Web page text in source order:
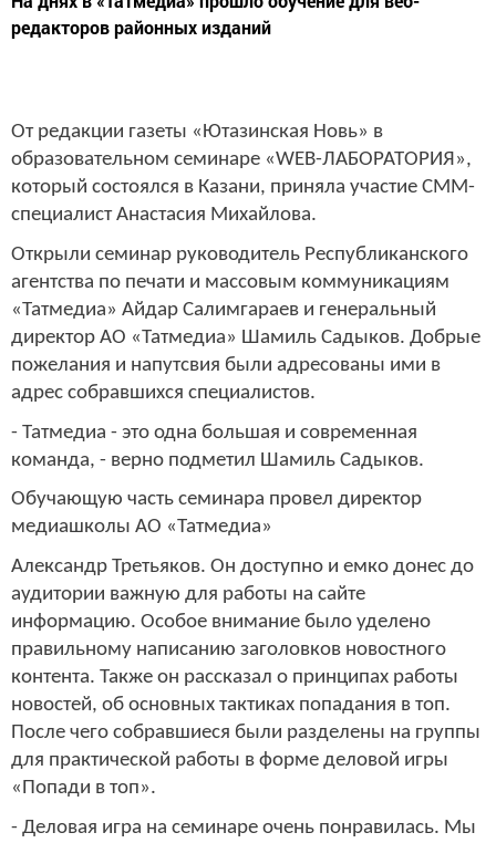
редакторов районных изданий
От редакции газеты «Ютазинская Новь» в
образовательном семинаре «WEB-ЛАБОРАТОРИЯ»,
который состоялся в Казани, приняла участие СММ-
специалист Анастасия Михайлова.
Открыли семинар руководитель Республиканского
агентства по печати и массовым коммуникациям
«Татмедиа» Айдар Салимгараев и генеральный
директор АО «Татмедиа» Шамиль Садыков. Добрые
пожелания и напутсвия были адресованы ими в
адрес собравшихся специалистов.
- Татмедиа - это одна большая и современная
команда, - верно подметил Шамиль Садыков.
Обучающую часть семинара провел директор
медиашколы АО «Татмедиа»
Александр Третьяков. Он доступно и емко донес до
аудитории важную для работы на сайте
информацию. Особое внимание было уделено
правильному написанию заголовков новостного
контента. Также он рассказал о принципах работы
новостей, об основных тактиках попадания в топ.
После чего собравшиеся были разделены на группы
для практической работы в форме деловой игры
«Попади в топ».
- Деловая игра на семинаре очень понравилась. Мы